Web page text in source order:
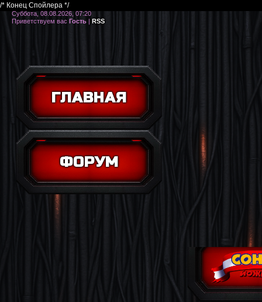
/* Конец Спойлера */
ГЛАВНАЯ
ФОРУМ
Суббота, 08.08.2026, 07:20
Приветствуем вас Гость | RSS